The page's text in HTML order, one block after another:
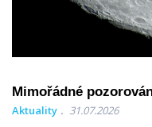
Mimořádné
Aktuality 31.07.2026